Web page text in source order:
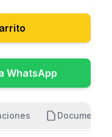
WhatsApp
Documentos